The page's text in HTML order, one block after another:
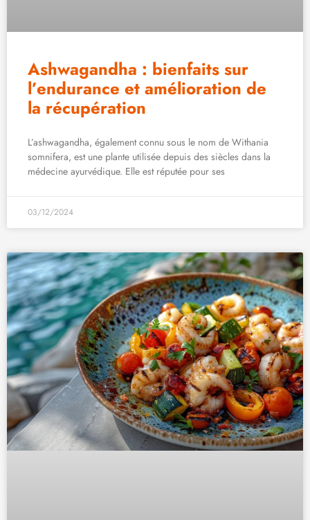
Ashwagandha : bienfaits sur
l’endurance et amélioration de
la récupération
L’ashwagandha, également connu sous le nom de Withania
somnifera, est une plante utilisée depuis des siècles dans la
médecine ayurvédique. Elle est réputée pour ses
03/12/2024